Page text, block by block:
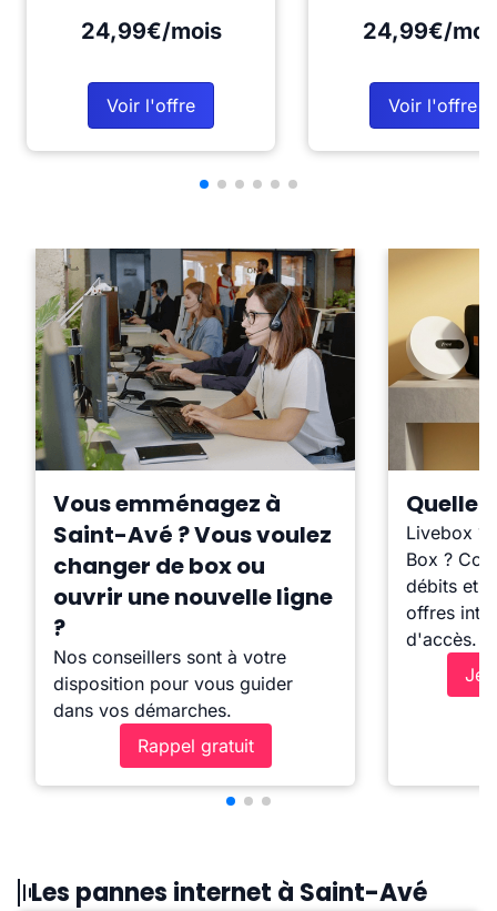
24,99€/mois
Voir l'offre
24,99€/
Voir l'offre
Vous emménagez à
Saint-Avé ? Vous voulez
changer de box ou
ouvrir une nouvelle ligne
?
Nos conseillers sont à votre
disposition pour vous guider
dans vos démarches.
Rappel gratuit
Quelle
Livebox ?
Box ?
débits et
offres
d'accès.
Je
Les pannes internet à Saint-Avé